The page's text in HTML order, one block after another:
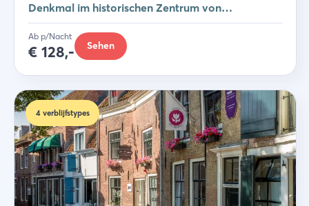
Denkmal im historischen Zentrum von
Middelburg
Ab p/Nacht
€ 128,- Sehen
4 verblijfstypes